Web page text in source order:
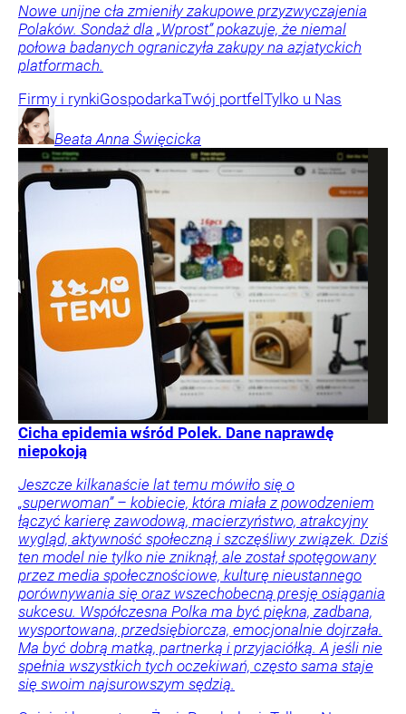
Nowe unijne cła zmieniły zakupowe przyzwyczajenia
Polaków. Sondaż dla „Wprost” pokazuje, że niemal
połowa badanych ograniczyła zakupy na azjatyckich
platformach.
Firmy i rynkiGospodarkaTwój portfelTylko u Nas
Beata Anna Święcicka
Cicha epidemia wśród Polek. Dane naprawdę
niepokoją
Jeszcze kilkanaście lat temu mówiło się o
„superwoman” – kobiecie, która miała z powodzeniem
łączyć karierę zawodową, macierzyństwo, atrakcyjny
wygląd, aktywność społeczną i szczęśliwy związek. Dziś
ten model nie tylko nie zniknął, ale został spotęgowany
przez media społecznościowe, kulturę nieustannego
porównywania się oraz wszechobecną presję osiągania
sukcesu. Współczesna Polka ma być piękna, zadbana,
wysportowana, przedsiębiorcza, emocjonalnie dojrzała.
Ma być dobrą matką, partnerką i przyjaciółką. A jeśli nie
spełnia wszystkich tych oczekiwań, często sama staje
się swoim najsurowszym sędzią.